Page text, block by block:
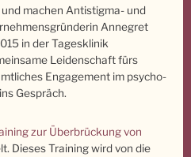
machen Antistigma- und
Annegret
in der Tagesklinik
Leidenschaft fürs
Engagement im psycho-
Gespräch.
zur Überbrückung von
Dieses Training wird von die